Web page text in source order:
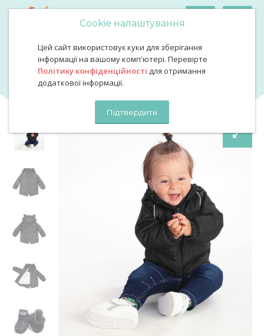
Cookie налаштування
Цей сайт використовує куки для зберігання
інформації на вашому комп'ютері. Перевірте
Політику конфіденційності для отримання
додаткової інформації.
Підтвердити
Куртка парка демісезонна чорна
Куртка парка демісезонна
чорна